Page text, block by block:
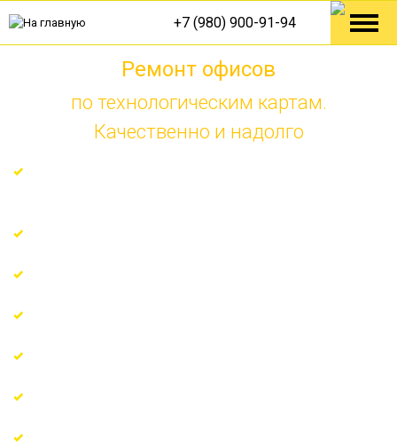
+7 (980) 900-91-94
Ремонт офисов
по технологическим картам.
Качественно и надолго